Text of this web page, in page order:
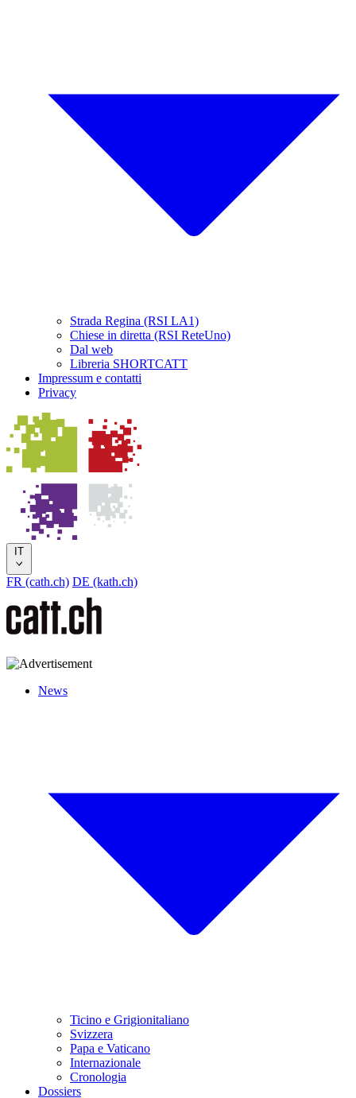
Strada Regina (RSI LA1)
Chiese in diretta (RSI ReteUno)
Dal web
Libreria SHORTCATT
Impressum e contatti
Privacy
IT
FR (cath.ch) DE (kath.ch)
News
Ticino e Grigionitaliano
Svizzera
Papa e Vaticano
Internazionale
Cronologia
Dossiers